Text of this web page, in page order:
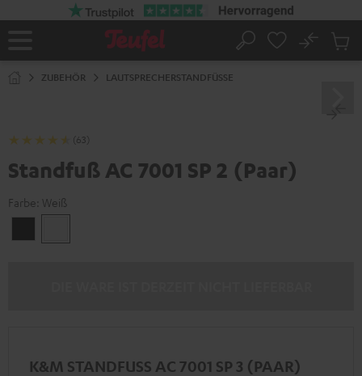
Startseite
Suche
No
ZUBEHÖR LAUTSPRECHERSTANDFÜSSE
(63)
Standfuß AC 7001 SP 2 (Paar)
Farbe: Weiß
K&M STANDFUSS AC 7001 SP 3 (PAAR)